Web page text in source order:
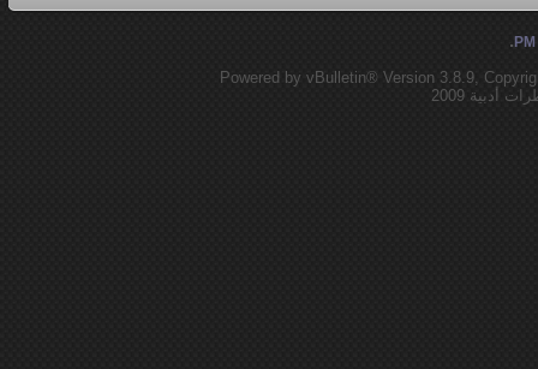
.
Powered by vBulletin® Version 3.8.9,
2009